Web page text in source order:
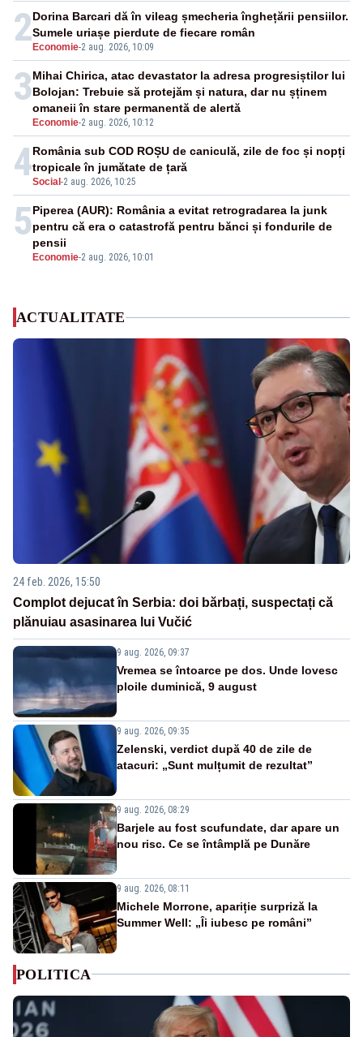
2 Economie-2 aug. 2026, 10:09
Dorina Barcari dă în vileag șmecheria înghețării pensiilor.
Sumele uriașe pierdute de fiecare român
3
Economie-2 aug. 2026, 10:12
Mihai Chirica, atac devastator la adresa progresiștilor lui
Bolojan: Trebuie să protejăm și natura, dar nu șținem
omaneii în stare permanentă de alertă
4Social -2 aug. 2026, 10:25
România sub COD ROȘU de caniculă, zile de foc și nopți
tropicale în jumătate de țară
5
Economie-2 aug. 2026, 10:01
Piperea (AUR): România a evitat retrogradarea la junk
pentru că era o catastrofă pentru bănci și fondurile de
pensii
ACTUALITATE
24 feb. 2026, 15:50
Complot dejucat în Serbia: doi bărbați, suspectați că
plănuiau asasinarea lui Vučić
9 aug. 2026, 09:37
Vremea se întoarce pe dos. Unde lovesc
ploile duminică, 9 august
9 aug. 2026, 09:35
Zelenski, verdict după 40 de zile de
atacuri: „Sunt mulțumit de rezultat”
9 aug. 2026, 08:29
Barjele au fost scufundate, dar apare un
nou risc. Ce se întâmplă pe Dunăre
9 aug. 2026, 08:11
Michele Morrone, apariție surpriză la
Summer Well: „Îi iubesc pe români”
POLITICA